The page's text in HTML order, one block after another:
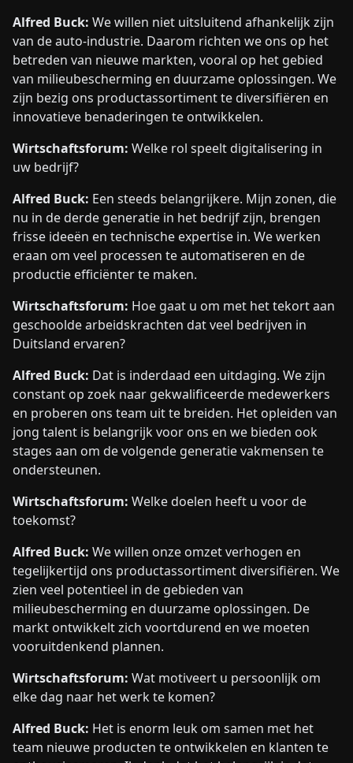
Alfred Buck: We willen niet uitsluitend afhankelijk zijn
van de auto-industrie. Daarom richten we ons op het
betreden van nieuwe markten, vooral op het gebied
van milieubescherming en duurzame oplossingen. We
zijn bezig ons productassortiment te diversifiëren en
innovatieve benaderingen te ontwikkelen.
Wirtschaftsforum: Welke rol speelt digitalisering in
uw bedrijf?
Alfred Buck: Een steeds belangrijkere. Mijn zonen, die
nu in de derde generatie in het bedrijf zijn, brengen
frisse ideeën en technische expertise in. We werken
eraan om veel processen te automatiseren en de
productie efficiënter te maken.
Wirtschaftsforum: Hoe gaat u om met het tekort aan
geschoolde arbeidskrachten dat veel bedrijven in
Duitsland ervaren?
Alfred Buck: Dat is inderdaad een uitdaging. We zijn
constant op zoek naar gekwalificeerde medewerkers
en proberen ons team uit te breiden. Het opleiden van
jong talent is belangrijk voor ons en we bieden ook
stages aan om de volgende generatie vakmensen te
ondersteunen.
Wirtschaftsforum: Welke doelen heeft u voor de
toekomst?
Alfred Buck: We willen onze omzet verhogen en
tegelijkertijd ons productassortiment diversifiëren. We
zien veel potentieel in de gebieden van
milieubescherming en duurzame oplossingen. De
markt ontwikkelt zich voortdurend en we moeten
vooruitdenkend plannen.
Wirtschaftsforum: Wat motiveert u persoonlijk om
elke dag naar het werk te komen?
Alfred Buck: Het is enorm leuk om samen met het
team nieuwe producten te ontwikkelen en klanten te